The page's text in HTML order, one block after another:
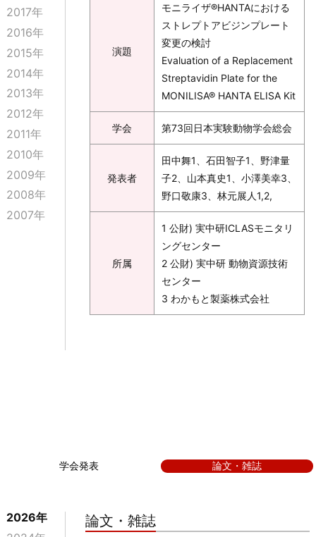
2017年
2016年
2015年
2014年
2013年
2012年
2011年
2010年
2009年
2008年
2007年
演題
モニライザ®HANTAにおける
ストレプトアビジンプレート
変更の検討
Evaluation of a Replacement
Streptavidin Plate for the
MONILISA® HANTA ELISA Kit
学会 第73回日本実験動物学会総会
発表者
田中舞1、石田智子1、野津量
子2、山本真史1、小澤美幸3、
野口敬康3、林元展人1,2,
所属
1 公財) 実中研ICLASモニタリ
ングセンター
2 公財) 実中研 動物資源技術
センター
3 わかもと製薬株式会社
学会発表 論文・雑誌
2026年
論文・雑誌